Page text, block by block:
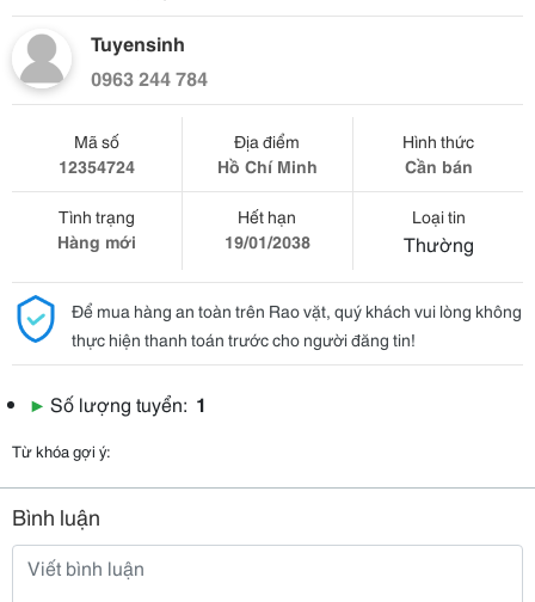
Tuyensinh
0963 244 784
Mã số
12354724
Địa điểm
Hồ Chí Minh
Hình thức
Cần bán
Tình trạng
Hàng mới
Hết hạn
19/01/2038
Loại tin
Thường
Để mua hàng an toàn trên Rao vặt, quý khách vui lòng không
thực hiện thanh toán trước cho người đăng tin!
▶ Số lượng tuyển: 1
Từ khóa gợi ý:
Bình luận